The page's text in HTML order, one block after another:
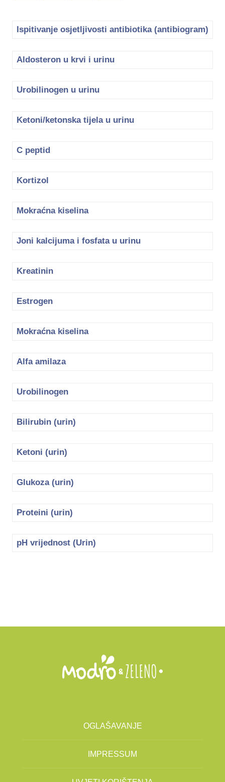
Ispitivanje osjetljivosti antibiotika (antibiogram)
Aldosteron u krvi i urinu
Urobilinogen u urinu
Ketoni/ketonska tijela u urinu
C peptid
Kortizol
Mokraćna kiselina
Joni kalcijuma i fosfata u urinu
Kreatinin
Estrogen
Mokraćna kiselina
Alfa amilaza
Urobilinogen
Bilirubin (urin)
Ketoni (urin)
Glukoza (urin)
Proteini (urin)
pH vrijednost (Urin)
OGLAŠAVANJE
IMPRESSUM